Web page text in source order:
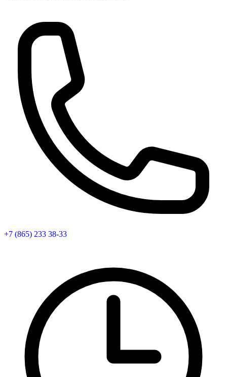
+7 (865) 233 38-33